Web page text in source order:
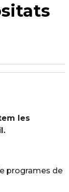
les
programes de